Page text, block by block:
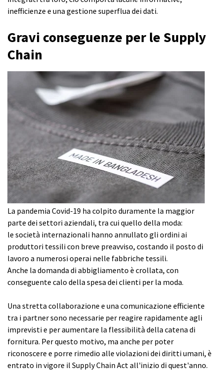
inefficienze e una gestione superflua dei dati.
Gravi conseguenze per le Supply
Chain
La pandemia Covid-19 ha colpito duramente la maggior
parte dei settori aziendali, tra cui quello della moda:
le società internazionali hanno annullato gli ordini ai
produttori tessili con breve preavviso, costando il posto di
lavoro a numerosi operai nelle fabbriche tessili.
Anche la domanda di abbigliamento è crollata, con
conseguente calo della spesa dei clienti per la moda.
Una stretta collaborazione e una comunicazione efficiente
tra i partner sono necessarie per reagire rapidamente agli
imprevisti e per aumentare la flessibilità della catena di
fornitura. Per questo motivo, ma anche per poter
riconoscere e porre rimedio alle violazioni dei diritti umani, è
entrato in vigore il Supply Chain Act all'inizio di quest'anno.